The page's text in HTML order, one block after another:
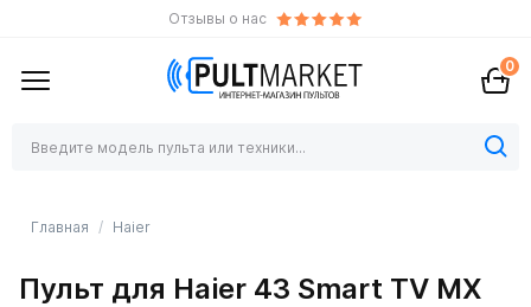
Отзывы о нас
0
Главная Haier
Пульт для Haier 43 Smart TV MX